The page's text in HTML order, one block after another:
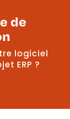
de
logiciel
ERP ?